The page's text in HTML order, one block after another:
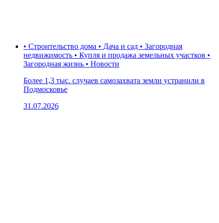
• Строительство дома • Дача и сад • Загородная
недвижимость • Купля и продажа земельных участков •
Загородная жизнь • Новости
Более 1,3 тыс. случаев самозахвата земли устранили в
Подмосковье
31.07.2026